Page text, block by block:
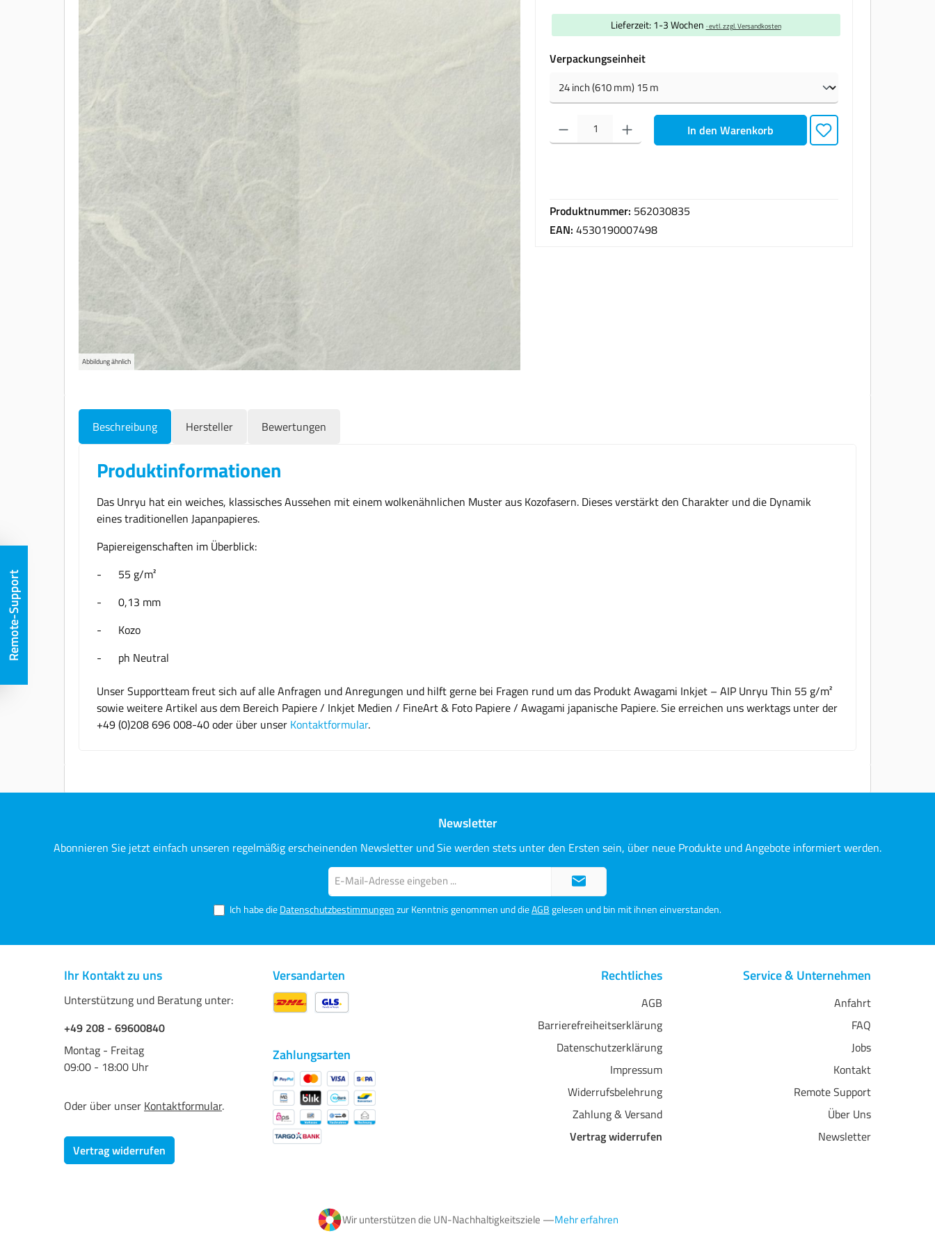
Abbildung ähnlich
Lieferzeit: 1-3 Wochen · evtl. zzgl. Versandkosten
Verpackungseinheitauswählen
Produkt Anzahl: Gib den gewünschten Wert ein oder benutze die Schaltflächen um die Anzahl zu erhöhen oder
In den Warenkorb
Produktnummer: 562030835
EAN: 4530190007498
Beschreibung Hersteller Bewertungen
Produktinformationen
Das Unryu hat ein weiches, klassisches Aussehen mit einem wolkenähnlichen Muster aus Kozofasern. Dieses verstärkt den Charakter und die Dynamik
eines traditionellen Japanpapieres.
Papiereigenschaften im Überblick:
- 55 g/m²
- 0,13 mm
- Kozo
- ph Neutral
Unser Supportteam freut sich auf alle Anfragen und Anregungen und hilft gerne bei Fragen rund um das Produkt Awagami Inkjet – AIP Unryu Thin 55 g/m²
sowie weitere Artikel aus dem Bereich Papiere / Inkjet Medien / FineArt & Foto Papiere / Awagami japanische Papiere. Sie erreichen uns werktags unter der
+49 (0)208 696 008-40 oder über unser Kontaktformular.
Newsletter
Abonnieren Sie jetzt einfach unseren regelmäßig erscheinenden Newsletter und Sie werden stets unter den Ersten sein, über neue Produkte und Angebote informiert werden.
Mail-
Adresse*
Ich habe dieDatenschutzbestimmungenzur Kenntnis genommen und dieAGBgelesen und bin mit ihnen einverstanden.
Ihr Kontakt zu uns
Unterstützung und Beratung unter:
+49 208 - 69600840
Montag - Freitag
09:00 - 18:00 Uhr
Oder über unser Kontaktformular.
Vertrag widerrufen
Versandarten
Zahlungsarten
Rechtliches
AGB
Barrierefreiheitserklärung
Datenschutzerklärung
Impressum
Widerrufsbelehrung
Zahlung & Versand
Vertrag widerrufen
Service & Unternehmen
Anfahrt
FAQ
Jobs
Kontakt
Remote Support
Über Uns
Newsletter
Wir unterstützen die UN-Nachhaltigkeitsziele —Mehr erfahren
Remote-Support